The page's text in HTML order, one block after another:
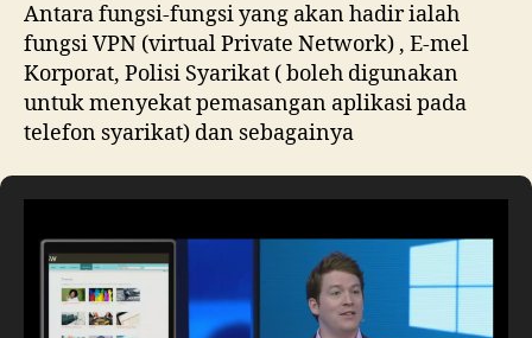
Antara fungsi-fungsi yang akan hadir ialah
fungsi VPN (virtual Private Network) , E-mel
Korporat, Polisi Syarikat ( boleh digunakan
untuk menyekat pemasangan aplikasi pada
telefon syarikat) dan sebagainya